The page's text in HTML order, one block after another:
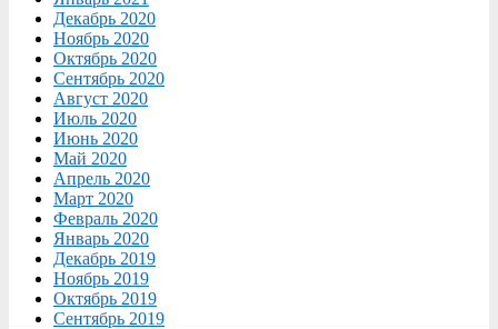
Декабрь 2020
Ноябрь 2020
Октябрь 2020
Сентябрь 2020
Август 2020
Июль 2020
Июнь 2020
Май 2020
Апрель 2020
Март 2020
Февраль 2020
Январь 2020
Декабрь 2019
Ноябрь 2019
Октябрь 2019
Сентябрь 2019